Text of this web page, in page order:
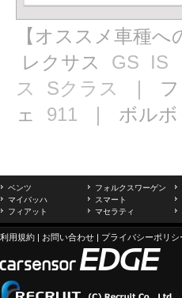
【オススメ車種へ
レクサス GS IS
ス
Sクラス ｜ フ
ェ 911 ｜ ボルボ
ベンツ フォルクスワーゲン
マイバッハ
スマート
フィアット
マセラティ
利用規約 | お問い合わせ | プライバシーポリシ